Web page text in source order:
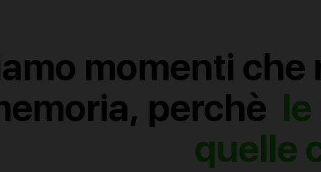
momenti
perchè
quelle